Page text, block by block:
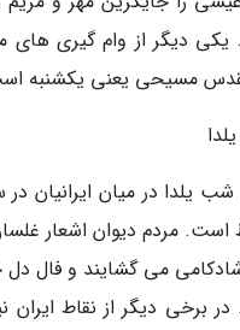
یکی دیگر از وام گیری های
مسیحی یعنی یکشنبه
یلدا در میان ایرانیان در
است. مردم دیوان اشعار
می گشایند و فال دل
برخی دیگر از نقاط ایران